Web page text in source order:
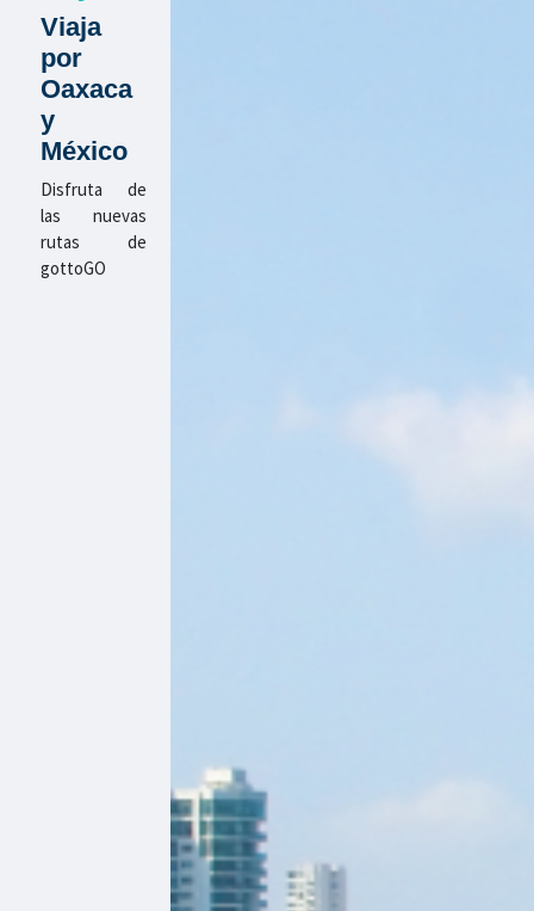
Viaja
por
Oaxaca
y
México
Disfruta de
las nuevas
rutas de
gottoGO